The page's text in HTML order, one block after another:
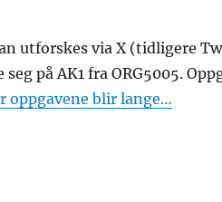
utforskes via X (tidligere
på AK1 fra ORG5005.
oppgavene blir lange…